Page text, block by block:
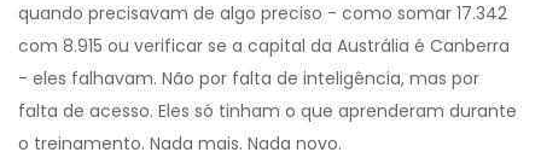
quando precisavam de algo preciso - como somar 17.342
com 8.915 ou verificar se a capital da Austrália é Canberra
- eles falhavam. Não por falta de inteligência, mas por
falta de acesso. Eles só tinham o que aprenderam durante
o treinamento. Nada mais. Nada novo.